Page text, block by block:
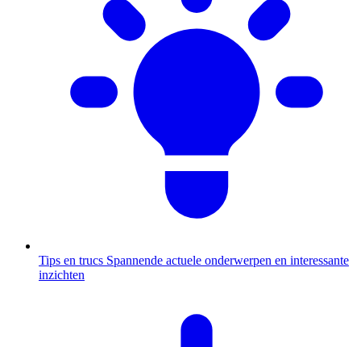
Tips en trucs Spannende actuele onderwerpen en interessante
inzichten